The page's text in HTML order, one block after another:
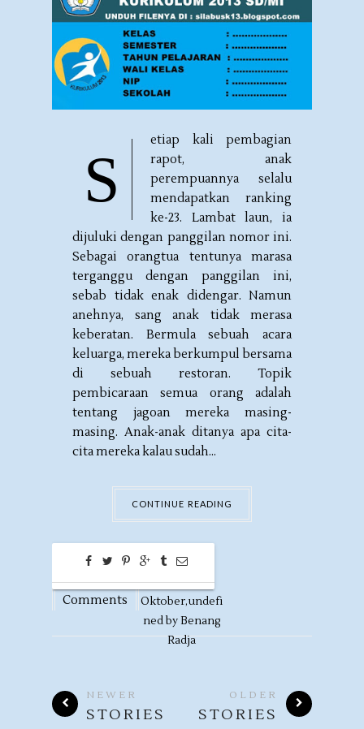
S
etiap kali pembagian
rapot, anak
perempuannya selalu
mendapatkan ranking
ke-23. Lambat laun, ia
dijuluki dengan panggilan nomor ini.
Sebagai orangtua tentunya marasa
terganggu dengan panggilan ini,
sebab tidak enak didengar. Namun
anehnya, sang anak tidak merasa
keberatan. Bermula sebuah acara
keluarga, mereka berkumpul bersama
di sebuah restoran. Topik
pembicaraan semua orang adalah
tentang jagoan mereka masing-
masing. Anak-anak ditanya apa cita-
cita mereka kalau sudah...
CONTINUE READING
0
Comments
03
Oktober,undefi
ned byBenang
Radja
NEWER
STORIES
OLDER
STORIES